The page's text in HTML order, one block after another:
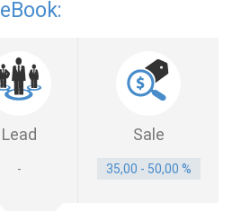
eBook:
Lead Sale
- 35,00 - 50,00 %